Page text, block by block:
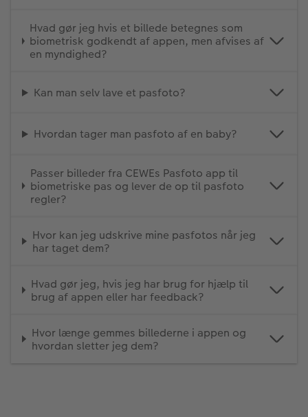
Hvad gør jeg hvis et billede betegnes som
biometrisk godkendt af appen, men afvises af
en myndighed?
Kan man selv lave et pasfoto?
Hvordan tager man pasfoto af en baby?
Passer billeder fra CEWEs Pasfoto app til
biometriske pas og lever de op til pasfoto
regler?
Hvor kan jeg udskrive mine pasfotos når jeg
har taget dem?
Hvad gør jeg, hvis jeg har brug for hjælp til
brug af appen eller har feedback?
Hvor længe gemmes billederne i appen og
hvordan sletter jeg dem?